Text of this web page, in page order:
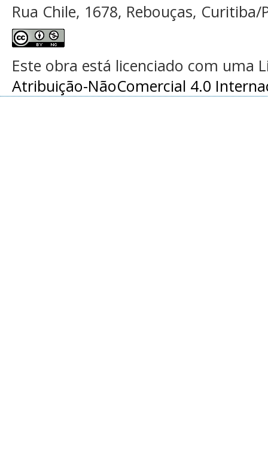
Rua Chile, 1678, Rebouças, Curitiba/
Este obra está licenciado com uma
Atribuição-NãoComercial 4.0